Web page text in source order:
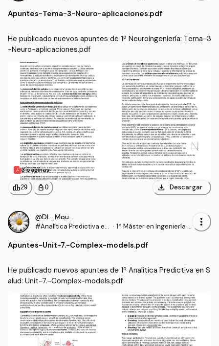
Apuntes-Tema-3-Neuro-aplicaciones.pdf
He publicado nuevos apuntes de 1º Neuroingeniería: Tema-3
-Neuro-aplicaciones.pdf
3 páginas
leaderboard29 personal_bag 0 download Descargar
@DL_Moura
#Analítica Predictiva en · 1º Máster en Ingeniería B
more_vert
Apuntes-Unit-7.-Complex-models.pdf
He publicado nuevos apuntes de 1º Analítica Predictiva en S
alud: Unit-7.-Complex-models.pdf